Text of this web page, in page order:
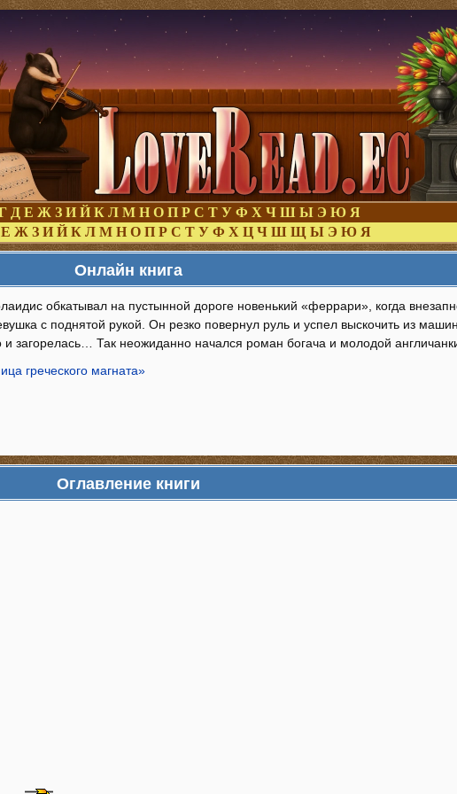
Д Е Ж З И Й К Л М Н О П Р С Т У Ф Х Ч Ш Ы Э Ю Я
Е Ж З И Й К Л М Н О П Р С Т У Ф Х Ц Ч Ш Щ Ы Э Ю Я
Онлайн книга
обкатывал на пустынной дороге новенький «феррари», когда
с поднятой рукой. Он резко повернул руль и успел выскочить из
и загорелась… Так неожиданно начался роман богача и молодой
греческого магната»
Оглавление книги